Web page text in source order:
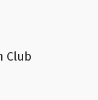
Club